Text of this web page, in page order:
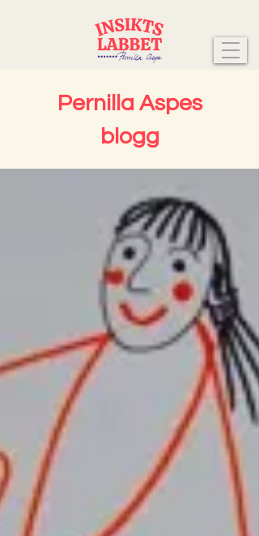
Pernilla Aspes
blogg